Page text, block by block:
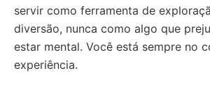
servir como ferramenta de
diversão, nunca como algo que
estar mental. Você está sempre no
experiência.